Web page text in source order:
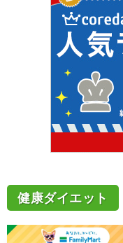
健康ダイエット